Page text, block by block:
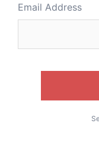
Email Address